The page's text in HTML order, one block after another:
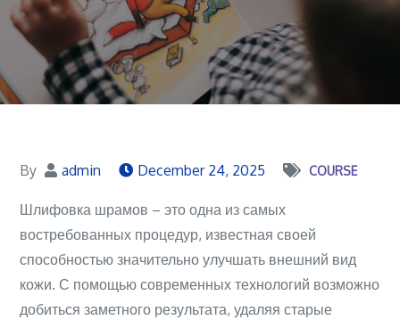
By admin December 24, 2025 COURSE
Шлифовка шрамов – это одна из самых
востребованных процедур, известная своей
способностью значительно улучшать внешний вид
кожи. С помощью современных технологий возможно
добиться заметного результата, удаляя старые